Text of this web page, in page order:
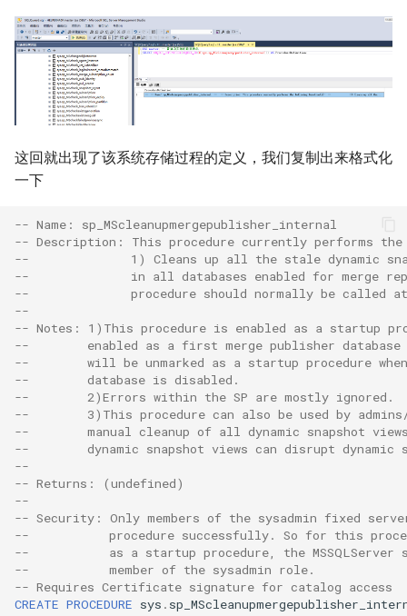
这回就出现了该系统存储过程的定义，我们复制出来格式化
一下
-- Name: sp_MScleanupmergepublisher_internal
-- Description: This procedure currently performs
--              1) Cleans up all the stale dynamic
--              in all databases enabled for merge
--              procedure should normally be called at
--
-- Notes: 1)This procedure is enabled as a startup
--        enabled as a first merge publisher
--        will be unmarked as a startup procedure
--        database is disabled.
--        2)Errors within the SP are mostly ignored.
--        3)This procedure can also be used by
--        manual cleanup of all dynamic snapshot
--        dynamic snapshot views can disrupt dynamic
--
-- Returns: (undefined)
--
-- Security: Only members of the sysadmin fixed
--           procedure successfully. So for this
--           as a startup procedure, the MSSQLServer
--           member of the sysadmin role.
-- Requires Certificate signature for catalog access
CREATE PROCEDURE sys .